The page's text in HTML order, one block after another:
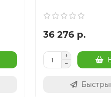
36 276 р.